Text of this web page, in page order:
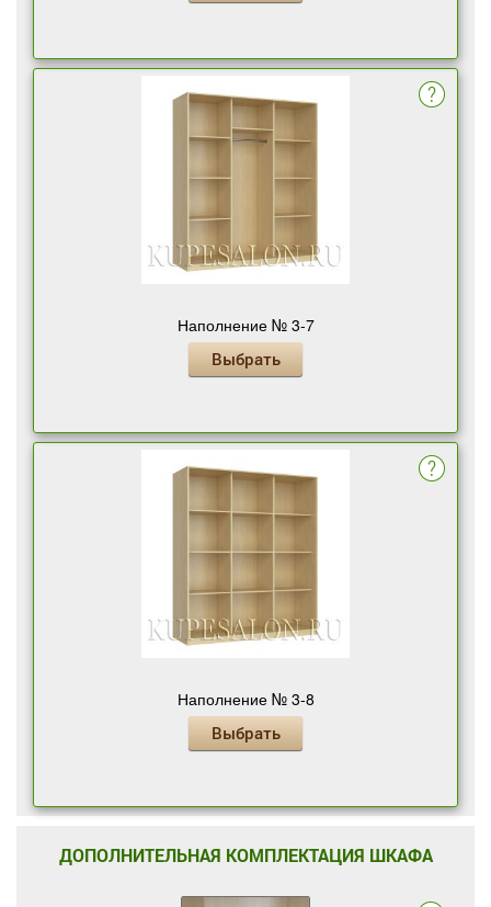
Наполнение № 3-7
Выбрать
Наполнение № 3-8
Выбрать
ДОПОЛНИТЕЛЬНАЯ КОМПЛЕКТАЦИЯ ШКАФА